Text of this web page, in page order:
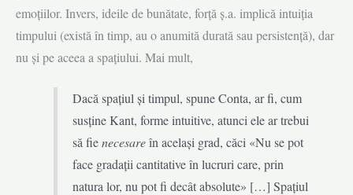
emoțiilor. Invers, ideile de bunătate, forță ș.a. implică intuiția
timpului (există în timp, au o anumită durată sau persistență), dar
nu și pe aceea a spațiului. Mai mult,
Dacă spațiul și timpul, spune Conta, ar fi, cum
susține Kant, forme intuitive, atunci ele ar trebui
să fienecesareîn același grad, căci «Nu se pot
face gradații cantitative în lucruri care, prin
natura lor, nu pot fi decât absolute» […] Spațiul